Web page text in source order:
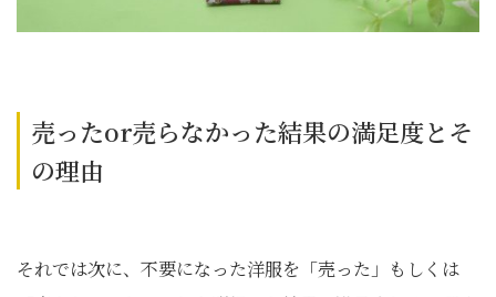
売ったor売らなかった結果の満足度とそ
の理由
それでは次に、不要になった洋服を「売った」もしくは